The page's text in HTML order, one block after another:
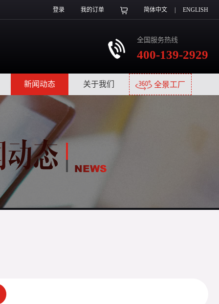
登录 我的订单 简体中文 ENGLISH
全国服务热线
400-139-2929
新闻动态 关于我们 全景工厂